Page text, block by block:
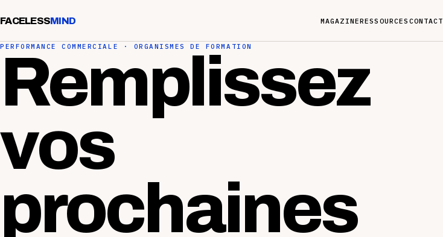
FACELESSMIND MAGAZINERESSOURCES CONTACT
PERFORMANCE COMMERCIALE · ORGANISMES DE FORMATION
Remplissez
vos
prochaines